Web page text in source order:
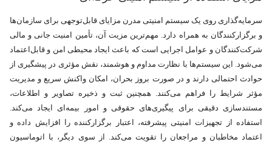
سرمایه‌گذاری روی یک سیستم امنیتی مدرن مزایای قابل‌توجهی برای سازمان‌ها
و برگزارکنندگان به همراه دارد. مهم‌ترین مزیت آن، تأمین امنیت جانی و مالی
شرکت‌کنندگان و عوامل اجرایی است که باعث ایجاد محیطی امن و قابل‌اعتماد
می‌شود. این سیستم‌ها با نظارت مداوم و هوشمند، نقش مؤثری در پیشگیری از
حوادث احتمالی دارند و در صورت بروز بحران، امکان واکنش سریع و مدیریت
مؤثر شرایط را فراهم می‌کنند. همچنین ثبت و ذخیره تصاویر و اطلاعات،
مستندسازی دقیقی برای پیگیری‌های حقوقی و امور بیمه‌ای ایجاد می‌کند.
استفاده از تجهیزات امنیتی پیشرفته، اعتبار برگزارکننده را افزایش داده و
اعتماد مخاطبان و مراجعان را تقویت می‌کند. از سوی دیگر، با اتوماسیون